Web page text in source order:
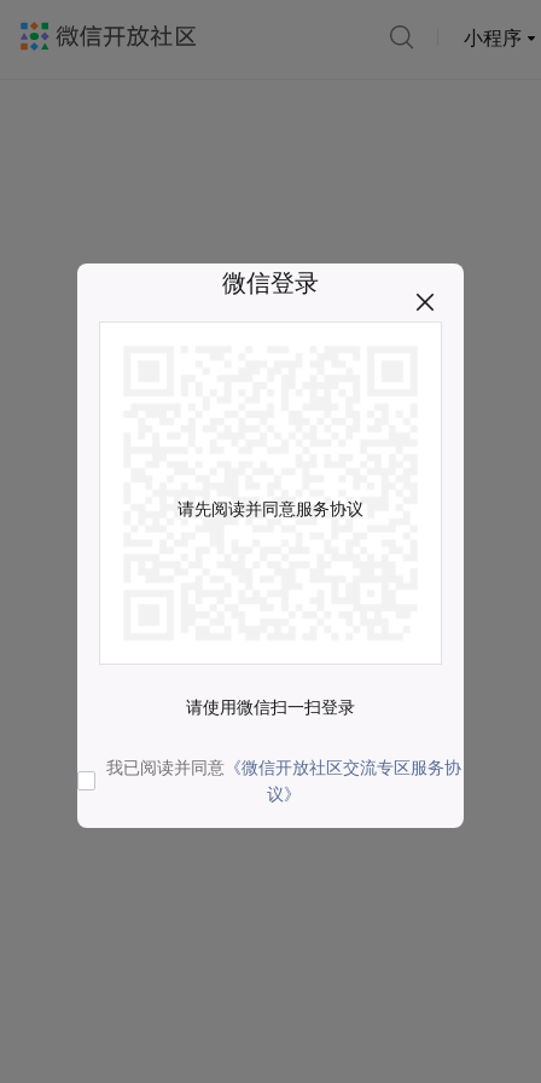
小程序
微信登录
请先阅读并同意服务协议
请使用微信扫一扫登录
我已阅读并同意 《微信开放社区交流专区服务协
议》